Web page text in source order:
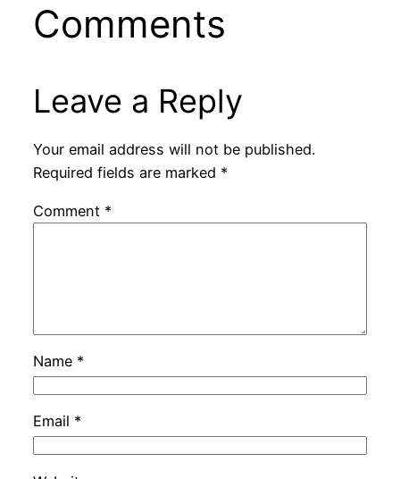
Comments
Leave a Reply
Your email address will not be published.
Required fields are marked *
Comment *
Name *
Email *